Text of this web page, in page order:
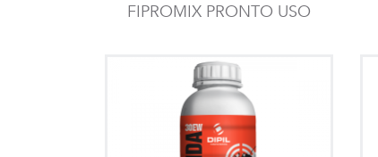
FIPROMIX PRONTO USO